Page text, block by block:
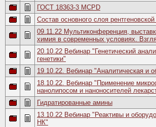
ГОСТ 18363-3 MCPD
Состав основного слоя
09.11.22 Мультиконференция,
химия в современных условиях.
20.10.22 Вебинар "Генетический
генетики"
19.10.22. Вебинар "Аналитическая и
18.10.22. Вебинар "Применение
нанолипосом и наноносителей
Гидратированные амины
13.10.22 Вебинар "Реактивы и
НК"